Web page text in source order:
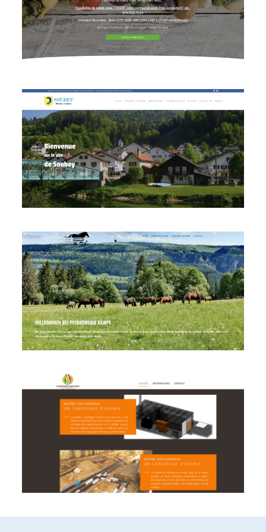
Voir le site
Voir le site
Voir le site
Voir le site